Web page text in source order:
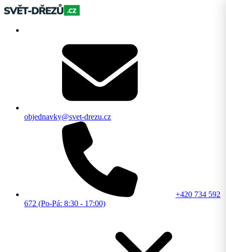
objednavky@svet-drezu.cz
+420 734 592
672 (Po-Pá: 8:30 - 17:00)